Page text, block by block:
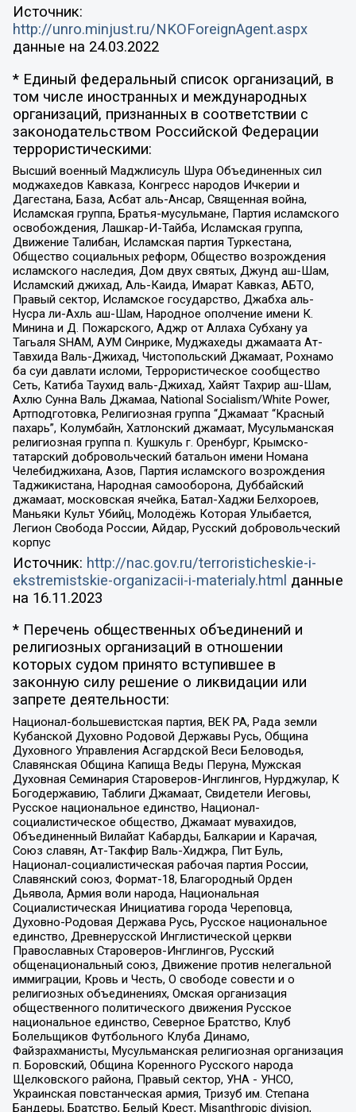
Источник:
http://unro.minjust.ru/NKOForeignAgent.aspx
данные на 24.03.2022
* Единый федеральный список организаций, в
том числе иностранных и международных
организаций, признанных в соответствии с
законодательством Российской Федерации
террористическими:
Высший военный Маджлисуль Шура Объединенных сил
моджахедов Кавказа, Конгресс народов Ичкерии и
Дагестана, База, Асбат аль-Ансар, Священная война,
Исламская группа, Братья-мусульмане, Партия исламского
освобождения, Лашкар-И-Тайба, Исламская группа,
Движение Талибан, Исламская партия Туркестана,
Общество социальных реформ, Общество возрождения
исламского наследия, Дом двух святых, Джунд аш-Шам,
Исламский джихад, Аль-Каида, Имарат Кавказ, АБТО,
Правый сектор, Исламское государство, Джабха аль-
Нусра ли-Ахль аш-Шам, Народное ополчение имени К.
Минина и Д. Пожарского, Аджр от Аллаха Субхану уа
Тагьаля SHAM, АУМ Синрике, Муджахеды джамаата Ат-
Тавхида Валь-Джихад, Чистопольский Джамаат, Рохнамо
ба суи давлати исломи, Террористическое сообщество
Сеть, Катиба Таухид валь-Джихад, Хайят Тахрир аш-Шам,
Ахлю Сунна Валь Джамаа, National Socialism/White Power,
Артподготовка, Религиозная группа “Джамаат “Красный
пахарь”, Колумбайн, Хатлонский джамаат, Мусульманская
религиозная группа п. Кушкуль г. Оренбург, Крымско-
татарский добровольческий батальон имени Номана
Челебиджихана, Азов, Партия исламского возрождения
Таджикистана, Народная самооборона, Дуббайский
джамаат, московская ячейка, Батал-Хаджи Белхороев,
Маньяки Культ Убийц, Молодёжь Которая Улыбается,
Легион Свобода России, Айдар, Русский добровольческий
корпус
Источник: http://nac.gov.ru/terroristicheskie-i-
ekstremistskie-organizacii-i-materialy.html данные
на 16.11.2023
* Перечень общественных объединений и
религиозных организаций в отношении
которых судом принято вступившее в
законную силу решение о ликвидации или
запрете деятельности:
Национал-большевистская партия, ВЕК РА, Рада земли
Кубанской Духовно Родовой Державы Русь, Община
Духовного Управления Асгардской Веси Беловодья,
Славянская Община Капища Веды Перуна, Мужская
Духовная Семинария Староверов-Инглингов, Нурджулар, К
Богодержавию, Таблиги Джамаат, Свидетели Иеговы,
Русское национальное единство, Национал-
социалистическое общество, Джамаат мувахидов,
Объединенный Вилайат Кабарды, Балкарии и Карачая,
Союз славян, Ат-Такфир Валь-Хиджра, Пит Буль,
Национал-социалистическая рабочая партия России,
Славянский союз, Формат-18, Благородный Орден
Дьявола, Армия воли народа, Национальная
Социалистическая Инициатива города Череповца,
Духовно-Родовая Держава Русь, Русское национальное
единство, Древнерусской Инглистической церкви
Православных Староверов-Инглингов, Русский
общенациональный союз, Движение против нелегальной
иммиграции, Кровь и Честь, О свободе совести и о
религиозных объединениях, Омская организация
общественного политического движения Русское
национальное единство, Северное Братство, Клуб
Болельщиков Футбольного Клуба Динамо,
Файзрахманисты, Мусульманская религиозная организация
п. Боровский, Община Коренного Русского народа
Щелковского района, Правый сектор, УНА - УНСО,
Украинская повстанческая армия, Тризуб им. Степана
Бандеры, Братство, Белый Крест, Misanthropic division,